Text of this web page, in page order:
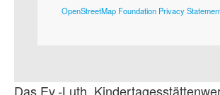
OpenStreetMap Foundation Privacy
Das Ev.-Luth.